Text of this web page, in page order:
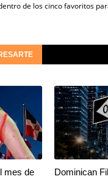
de los cinco favoritos
mes de
Dominican